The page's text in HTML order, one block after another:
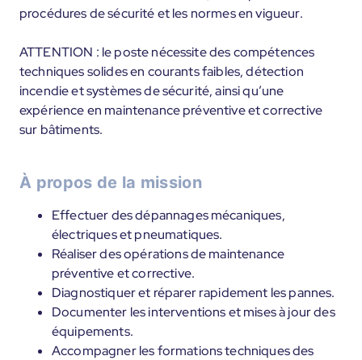
procédures de sécurité et les normes en vigueur.
ATTENTION : le poste nécessite des compétences
techniques solides en courants faibles, détection
incendie et systèmes de sécurité, ainsi qu’une
expérience en maintenance préventive et corrective
sur bâtiments.
À propos de la mission
Effectuer des dépannages mécaniques,
électriques et pneumatiques.
Réaliser des opérations de maintenance
préventive et corrective.
Diagnostiquer et réparer rapidement les pannes.
Documenter les interventions et mises à jour des
équipements.
Accompagner les formations techniques des